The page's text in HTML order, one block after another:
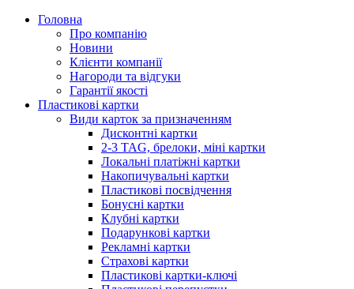
Головна
Про компанію
Новини
Клієнти компанії
Нагороди та відгуки
Гарантії якості
Пластикові картки
Види карток за призначенням
Дисконтні картки
2-3 TAG, брелоки, міні картки
Локальні платіжні картки
Накопичувальні картки
Пластикові посвідчення
Бонусні картки
Клубні картки
Подарункові картки
Рекламні картки
Страхові картки
Пластикові картки-ключі